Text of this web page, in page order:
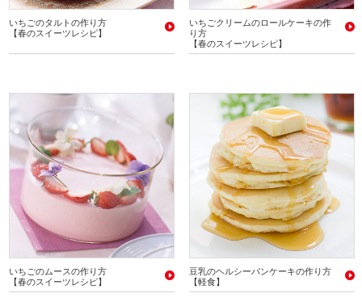
いちごのタルトの作り方
【春のスイーツレシピ】
いちごクリームのロールケーキの作
り方
【春のスイーツレシピ】
いちごのムースの作り方
【春のスイーツレシピ】
豆乳のヘルシーパンケーキの作り方
【軽食】